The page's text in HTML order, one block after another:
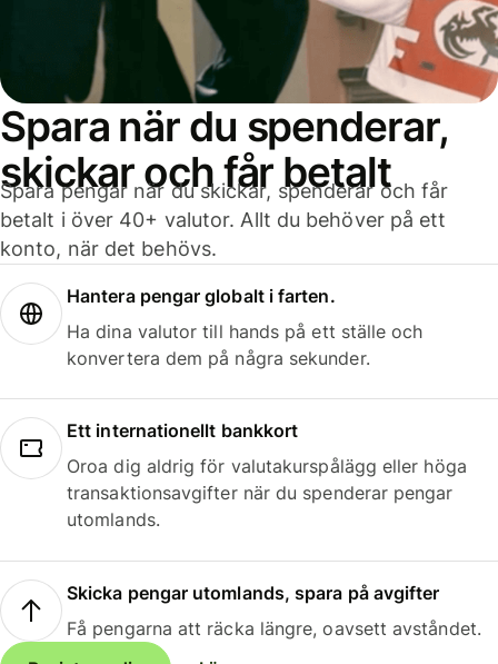
Spara när du spenderar,
skickar och får betalt
Spara pengar när du skickar, spenderar och får
betalt i över 40+ valutor. Allt du behöver på ett
konto, när det behövs.
Hantera pengar globalt i farten.
Ha dina valutor till hands på ett ställe och
konvertera dem på några sekunder.
Ett internationellt bankkort
Oroa dig aldrig för valutakurspålägg eller höga
transaktionsavgifter när du spenderar pengar
utomlands.
Skicka pengar utomlands, spara på avgifter
Få pengarna att räcka längre, oavsett avståndet.